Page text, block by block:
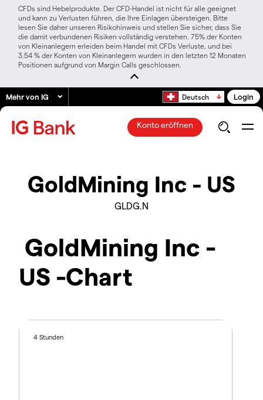
CFDs sind Hebelprodukte. Der CFD-Handel ist nicht für alle geeignet
und kann zu Verlusten führen, die Ihre Einlagen übersteigen. Bitte
lesen Sie daher unseren Risikohinweis und stellen Sie sicher, dass Sie
die damit verbundenen Risiken vollständig verstehen. 75% der Konten
von Kleinanlegern erleiden beim Handel mit CFDs Verluste, und bei
3.54 % der Konten von Kleinanlegern wurden in den letzten 12 Monaten
Positionen aufgrund von Margin Calls geschlossen.
Mehr von IG Deutsch Login
Konto eröffnen
GoldMining Inc - US
GLDG.N
GoldMining Inc -
US -Chart
4 Stunden